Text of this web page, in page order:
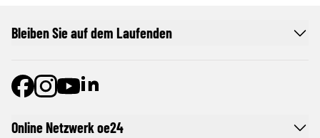
Online Netzwerk oe24
Bleiben Sie auf dem Laufenden